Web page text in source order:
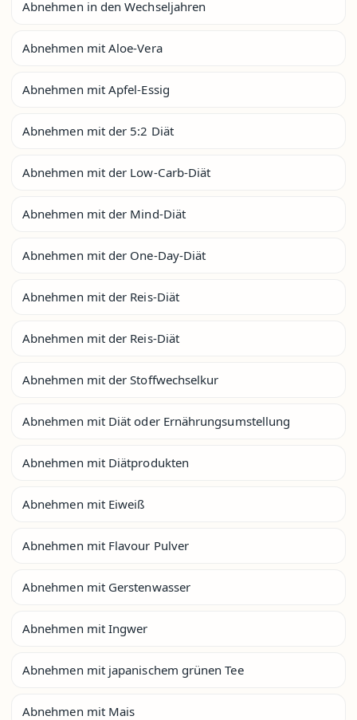
Abnehmen in den Wechseljahren
Abnehmen mit Aloe-Vera
Abnehmen mit Apfel-Essig
Abnehmen mit der 5:2 Diät
Abnehmen mit der Low-Carb-Diät
Abnehmen mit der Mind-Diät
Abnehmen mit der One-Day-Diät
Abnehmen mit der Reis-Diät
Abnehmen mit der Reis-Diät
Abnehmen mit der Stoffwechselkur
Abnehmen mit Diät oder Ernährungsumstellung
Abnehmen mit Diätprodukten
Abnehmen mit Eiweiß
Abnehmen mit Flavour Pulver
Abnehmen mit Gerstenwasser
Abnehmen mit Ingwer
Abnehmen mit japanischem grünen Tee
Abnehmen mit Mais